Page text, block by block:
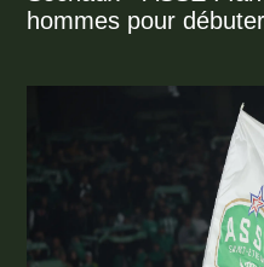
hommes pour débuter